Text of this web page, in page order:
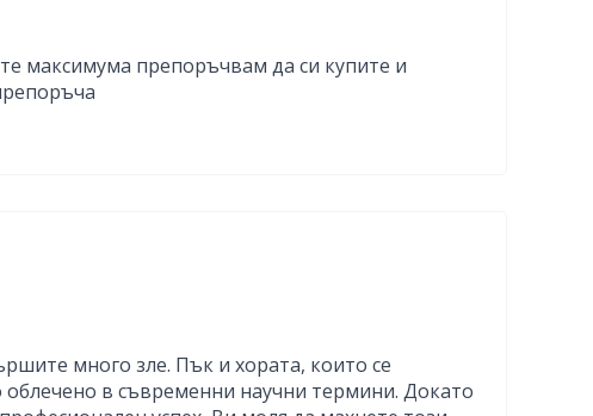
максимума препоръчвам да си купите и
много зле. Пък и хората, които се
облечено в съвременни научни термини. Докато